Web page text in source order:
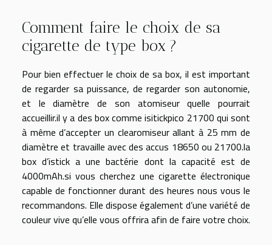
Comment faire le choix de sa
cigarette de type box ?
Pour bien effectuer le choix de sa box, il est important
de regarder sa puissance, de regarder son autonomie,
et le diamètre de son atomiseur quelle pourrait
accueillir.il y a des box comme isitickpico 21700 qui sont
à même d’accepter un clearomiseur allant à 25 mm de
diamètre et travaille avec des accus 18650 ou 21700.la
box d’istick a une bactérie dont la capacité est de
4000mAh.si vous cherchez une cigarette électronique
capable de fonctionner durant des heures nous vous le
recommandons. Elle dispose également d’une variété de
couleur vive qu’elle vous offrira afin de faire votre choix.